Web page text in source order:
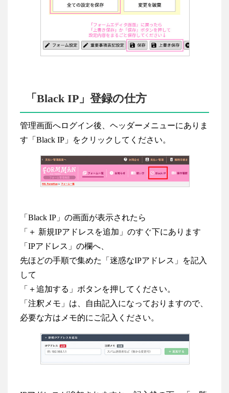
「Black IP」登録の仕方
管理画面へログイン後、ヘッダーメニューにありま
す「Black IP」をクリックしてください。
「Black IP」の画面が表示されたら
「＋ 新規IPアドレスを追加」のすぐ下にあります
「IPアドレス」の欄へ、
先ほどの手順で集めた「迷惑なIPアドレス」を記入
して
「＋追加する」ボタンを押してください。
「注釈メモ」は、自由記入になっておりますので、
必要な方はメモ的にご記入ください。